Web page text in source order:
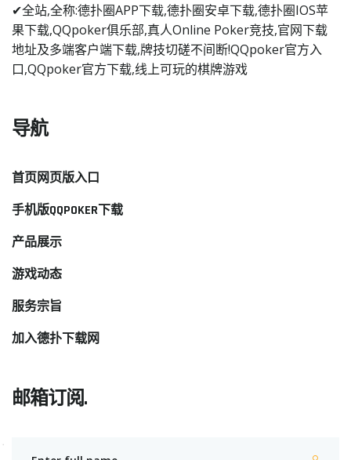
✔全站,全称:德扑圈APP下载,德扑圈安卓下载,德扑圈IOS苹
果下载,QQpoker俱乐部,真人Online Poker竞技,官网下载
地址及多端客户端下载,牌技切磋不间断!QQpoker官方入
口,QQpoker官方下载,线上可玩的棋牌游戏
导航
首页网页版入口
手机版QQPOKER下载
产品展示
游戏动态
服务宗旨
加入德扑下载网
邮箱订阅.